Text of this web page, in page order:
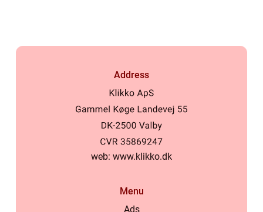
Address
web: www.klikko.dk
Menu
Ads